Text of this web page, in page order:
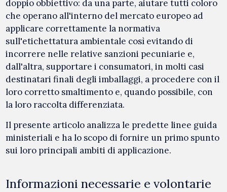
doppio obbiettivo: da una parte, aiutare tutti coloro
che operano all'interno del mercato europeo ad
applicare correttamente la normativa
sull'etichettatura ambientale così evitando di
incorrere nelle relative sanzioni pecuniarie e,
dall'altra, supportare i consumatori, in molti casi
destinatari finali degli imballaggi, a procedere con il
loro corretto smaltimento e, quando possibile, con
la loro raccolta differenziata.
Il presente articolo analizza le predette linee guida
ministeriali e ha lo scopo di fornire un primo spunto
sui loro principali ambiti di applicazione.
Informazioni necessarie e volontarie